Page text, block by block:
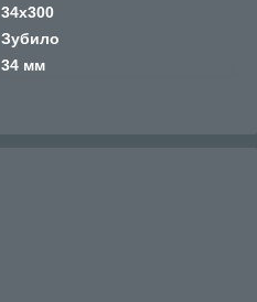
34х300
Зубило
34 мм